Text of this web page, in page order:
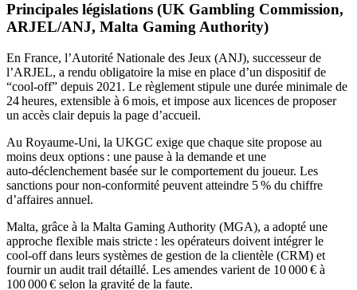
Principales législations (UK Gambling Commission,
ARJEL/ANJ, Malta Gaming Authority)
En France, l’Autorité Nationale des Jeux (ANJ), successeur de
l’ARJEL, a rendu obligatoire la mise en place d’un dispositif de
“cool‑off” depuis 2021. Le règlement stipule une durée minimale de
24 heures, extensible à 6 mois, et impose aux licences de proposer
un accès clair depuis la page d’accueil.
Au Royaume-Uni, la UKGC exige que chaque site propose au
moins deux options : une pause à la demande et une
auto‑déclenchement basée sur le comportement du joueur. Les
sanctions pour non‑conformité peuvent atteindre 5 % du chiffre
d’affaires annuel.
Malta, grâce à la Malta Gaming Authority (MGA), a adopté une
approche flexible mais stricte : les opérateurs doivent intégrer le
cool‑off dans leurs systèmes de gestion de la clientèle (CRM) et
fournir un audit trail détaillé. Les amendes varient de 10 000 € à
100 000 € selon la gravité de la faute.